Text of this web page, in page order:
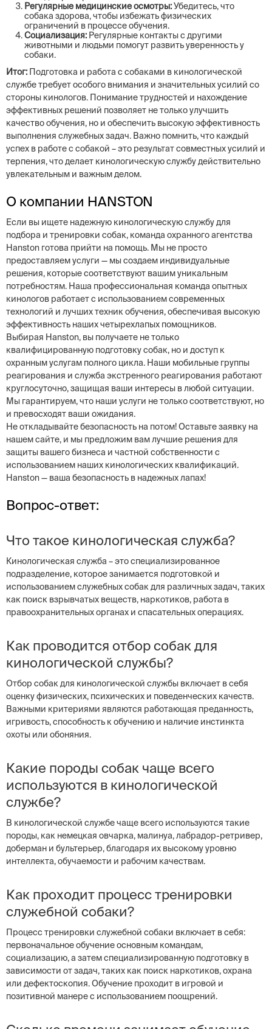
Регулярные медицинские осмотры:Убедитесь, что
собака здорова, чтобы избежать физических
ограничений в процессе обучения.
Социализация: Регулярные контакты с другими
животными и людьми помогут развить уверенность у
собаки.
Итог: Подготовка и работа с собаками в кинологической
службе требует особого внимания и значительных усилий со
стороны кинологов. Понимание трудностей и нахождение
эффективных решений позволяет не только улучшить
качество обучения, но и обеспечить высокую эффективность
выполнения служебных задач. Важно помнить, что каждый
успех в работе с собакой – это результат совместных усилий и
терпения, что делает кинологическую службу действительно
увлекательным и важным делом.
О компании HANSTON
Если вы ищете надежную кинологическую службу для
подбора и тренировки собак, команда охранного агентства
Hanston готова прийти на помощь. Мы не просто
предоставляем услуги — мы создаем индивидуальные
решения, которые соответствуют вашим уникальным
потребностям. Наша профессиональная команда опытных
кинологов работает с использованием современных
технологий и лучших техник обучения, обеспечивая высокую
эффективность наших четырехлапых помощников.
Выбирая Hanston, вы получаете не только
квалифицированную подготовку собак, но и доступ к
охранным услугам полного цикла. Наши мобильные группы
реагирования и служба экстренного реагирования работают
круглосуточно, защищая ваши интересы в любой ситуации.
Мы гарантируем, что наши услуги не только соответствуют, но
и превосходят ваши ожидания.
Не откладывайте безопасность на потом! Оставьте заявку на
нашем сайте, и мы предложим вам лучшие решения для
защиты вашего бизнеса и частной собственности с
использованием наших кинологических квалификаций.
Hanston — ваша безопасность в надежных лапах!
Вопрос-ответ:
Что такое кинологическая служба?
Кинологическая служба – это специализированное
подразделение, которое занимается подготовкой и
использованием служебных собак для различных задач, таких
как поиск взрывчатых веществ, наркотиков, работа в
правоохранительных органах и спасательных операциях.
Как проводится отбор собак для
кинологической службы?
Отбор собак для кинологической службы включает в себя
оценку физических, психических и поведенческих качеств.
Важными критериями являются работающая преданность,
игривость, способность к обучению и наличие инстинкта
охоты или обоняния.
Какие породы собак чаще всего
используются в кинологической
службе?
В кинологической службе чаще всего используются такие
породы, как немецкая овчарка, малинуа, лабрадор-ретривер,
доберман и бультерьер, благодаря их высокому уровню
интеллекта, обучаемости и рабочим качествам.
Как проходит процесс тренировки
служебной собаки?
Процесс тренировки служебной собаки включает в себя:
первоначальное обучение основным командам,
социализацию, а затем специализированную подготовку в
зависимости от задач, таких как поиск наркотиков, охрана
или дефектоскопия. Обучение проходит в игровой и
позитивной манере с использованием поощрений.